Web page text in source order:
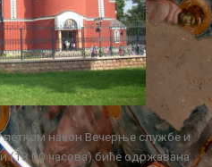
након Вечерње службе и
(18.00 часова) биће одржавана